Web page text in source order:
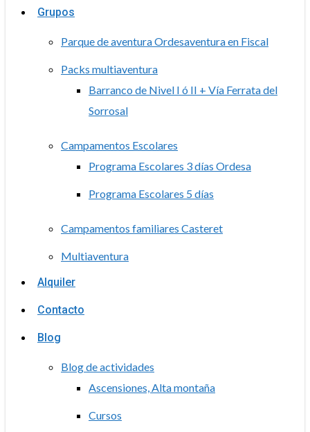
Grupos
Parque de aventura Ordesaventura en Fiscal
Packs multiaventura
Barranco de Nivel I ó II + Vía Ferrata del
Sorrosal
Campamentos Escolares
Programa Escolares 3 días Ordesa
Programa Escolares 5 días
Campamentos familiares Casteret
Multiaventura
Alquiler
Contacto
Blog
Blog de actividades
Ascensiones, Alta montaña
Cursos